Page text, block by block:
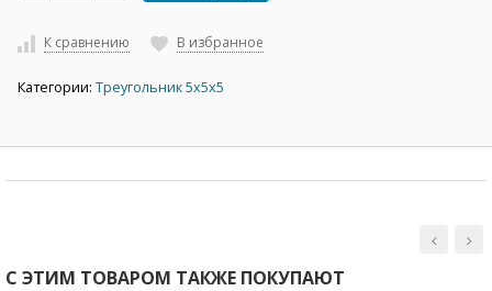
К сравнению В избранное
Категории: Треугольник 5х5х5
С ЭТИМ ТОВАРОМ ТАКЖЕ ПОКУПАЮТ